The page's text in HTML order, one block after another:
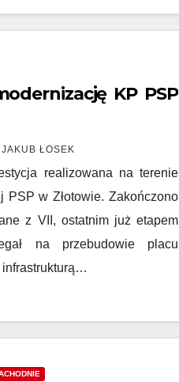
KP PSP
JAKUB ŁOSEK
realizowana na terenie
PSP w Złotowie. Zakończono
z VII, ostatnim już etapem
na przebudowie placu
infrastrukturą…